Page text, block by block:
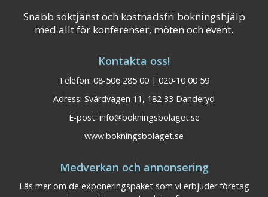
Snabb söktjänst och kostnadsfri bokningshjälp
med allt för konferenser, möten och event.
Kontakta oss!
Telefon: 08-506 285 00 | 020-10 00 59
Adress: Svärdvägen 11, 182 33 Danderyd
E-post: info@bokningsbolaget.se
www.bokningsbolaget.se
Medverkan och annonsering
Läs mer om de exponeringspaket som vi erbjuder företag